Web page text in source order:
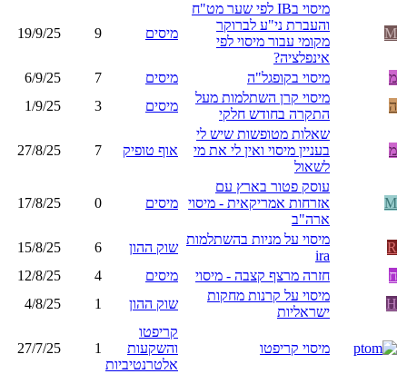
M
מיסוי בIB לפי שער מט"ח
והעברת ני"ע לברוקר
מקומי עבור מיסוי לפי
אינפלציה?
מיסים 9
19/9/25
מ מיסוי בקופגל"ה מיסים 7
6/9/25
ה
מיסוי קרן השתלמות מעל
התקרה בחודש חלקי
מיסים 3
1/9/25
מ
שאלות מטופשות שיש לי
בעניין מיסוי ואין לי את מי
לשאול
אוף טופיק 7
27/8/25
M
עוסק פטור בארץ עם
אזרחות אמריקאית - מיסוי
ארה"ב
מיסים 0
17/8/25
R
מיסוי על מניות בהשתלמות
ira
שוק ההון 6
15/8/25
ח
חזרה מרצף קצבה - מיסוי מיסים 4
12/8/25
H
מיסוי על קרנות מחקות
ישראליות
שוק ההון 1
4/8/25
מיסוי קריפטו
קריפטו
והשקעות
אלטרנטיביות
1
27/7/25